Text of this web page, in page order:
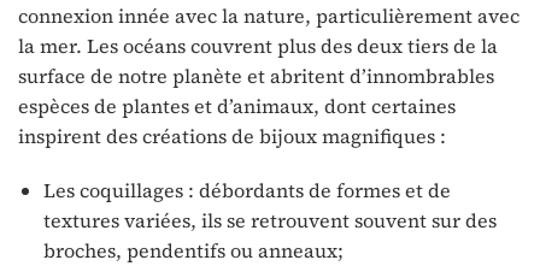
connexion innée avec la nature, particulièrement avec
la mer. Les océans couvrent plus des deux tiers de la
surface de notre planète et abritent d’innombrables
espèces de plantes et d’animaux, dont certaines
inspirent des créations de bijoux magnifiques :
Les coquillages : débordants de formes et de
textures variées, ils se retrouvent souvent sur des
broches, pendentifs ou anneaux;